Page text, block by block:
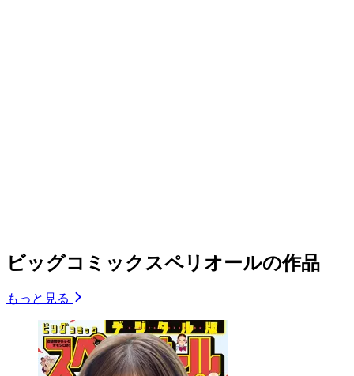
ビッグコミックスペリオールの作品
もっと見る